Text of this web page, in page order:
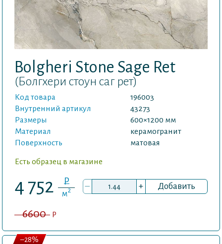
Bolgheri Stone Sage Ret
(Болгхери стоун саг рет)
Код товара
196003
Внутренний артикул
43273
Размеры
600×1200 мм
Материал
керамогранит
Поверхность
матовая
Есть образец в магазине
4 752 P
м2 – + Добавить
6600 P
–28%